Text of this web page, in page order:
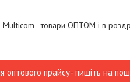
Multicom - товари ОПТОМ і в
оптового прайсу- пишіть на